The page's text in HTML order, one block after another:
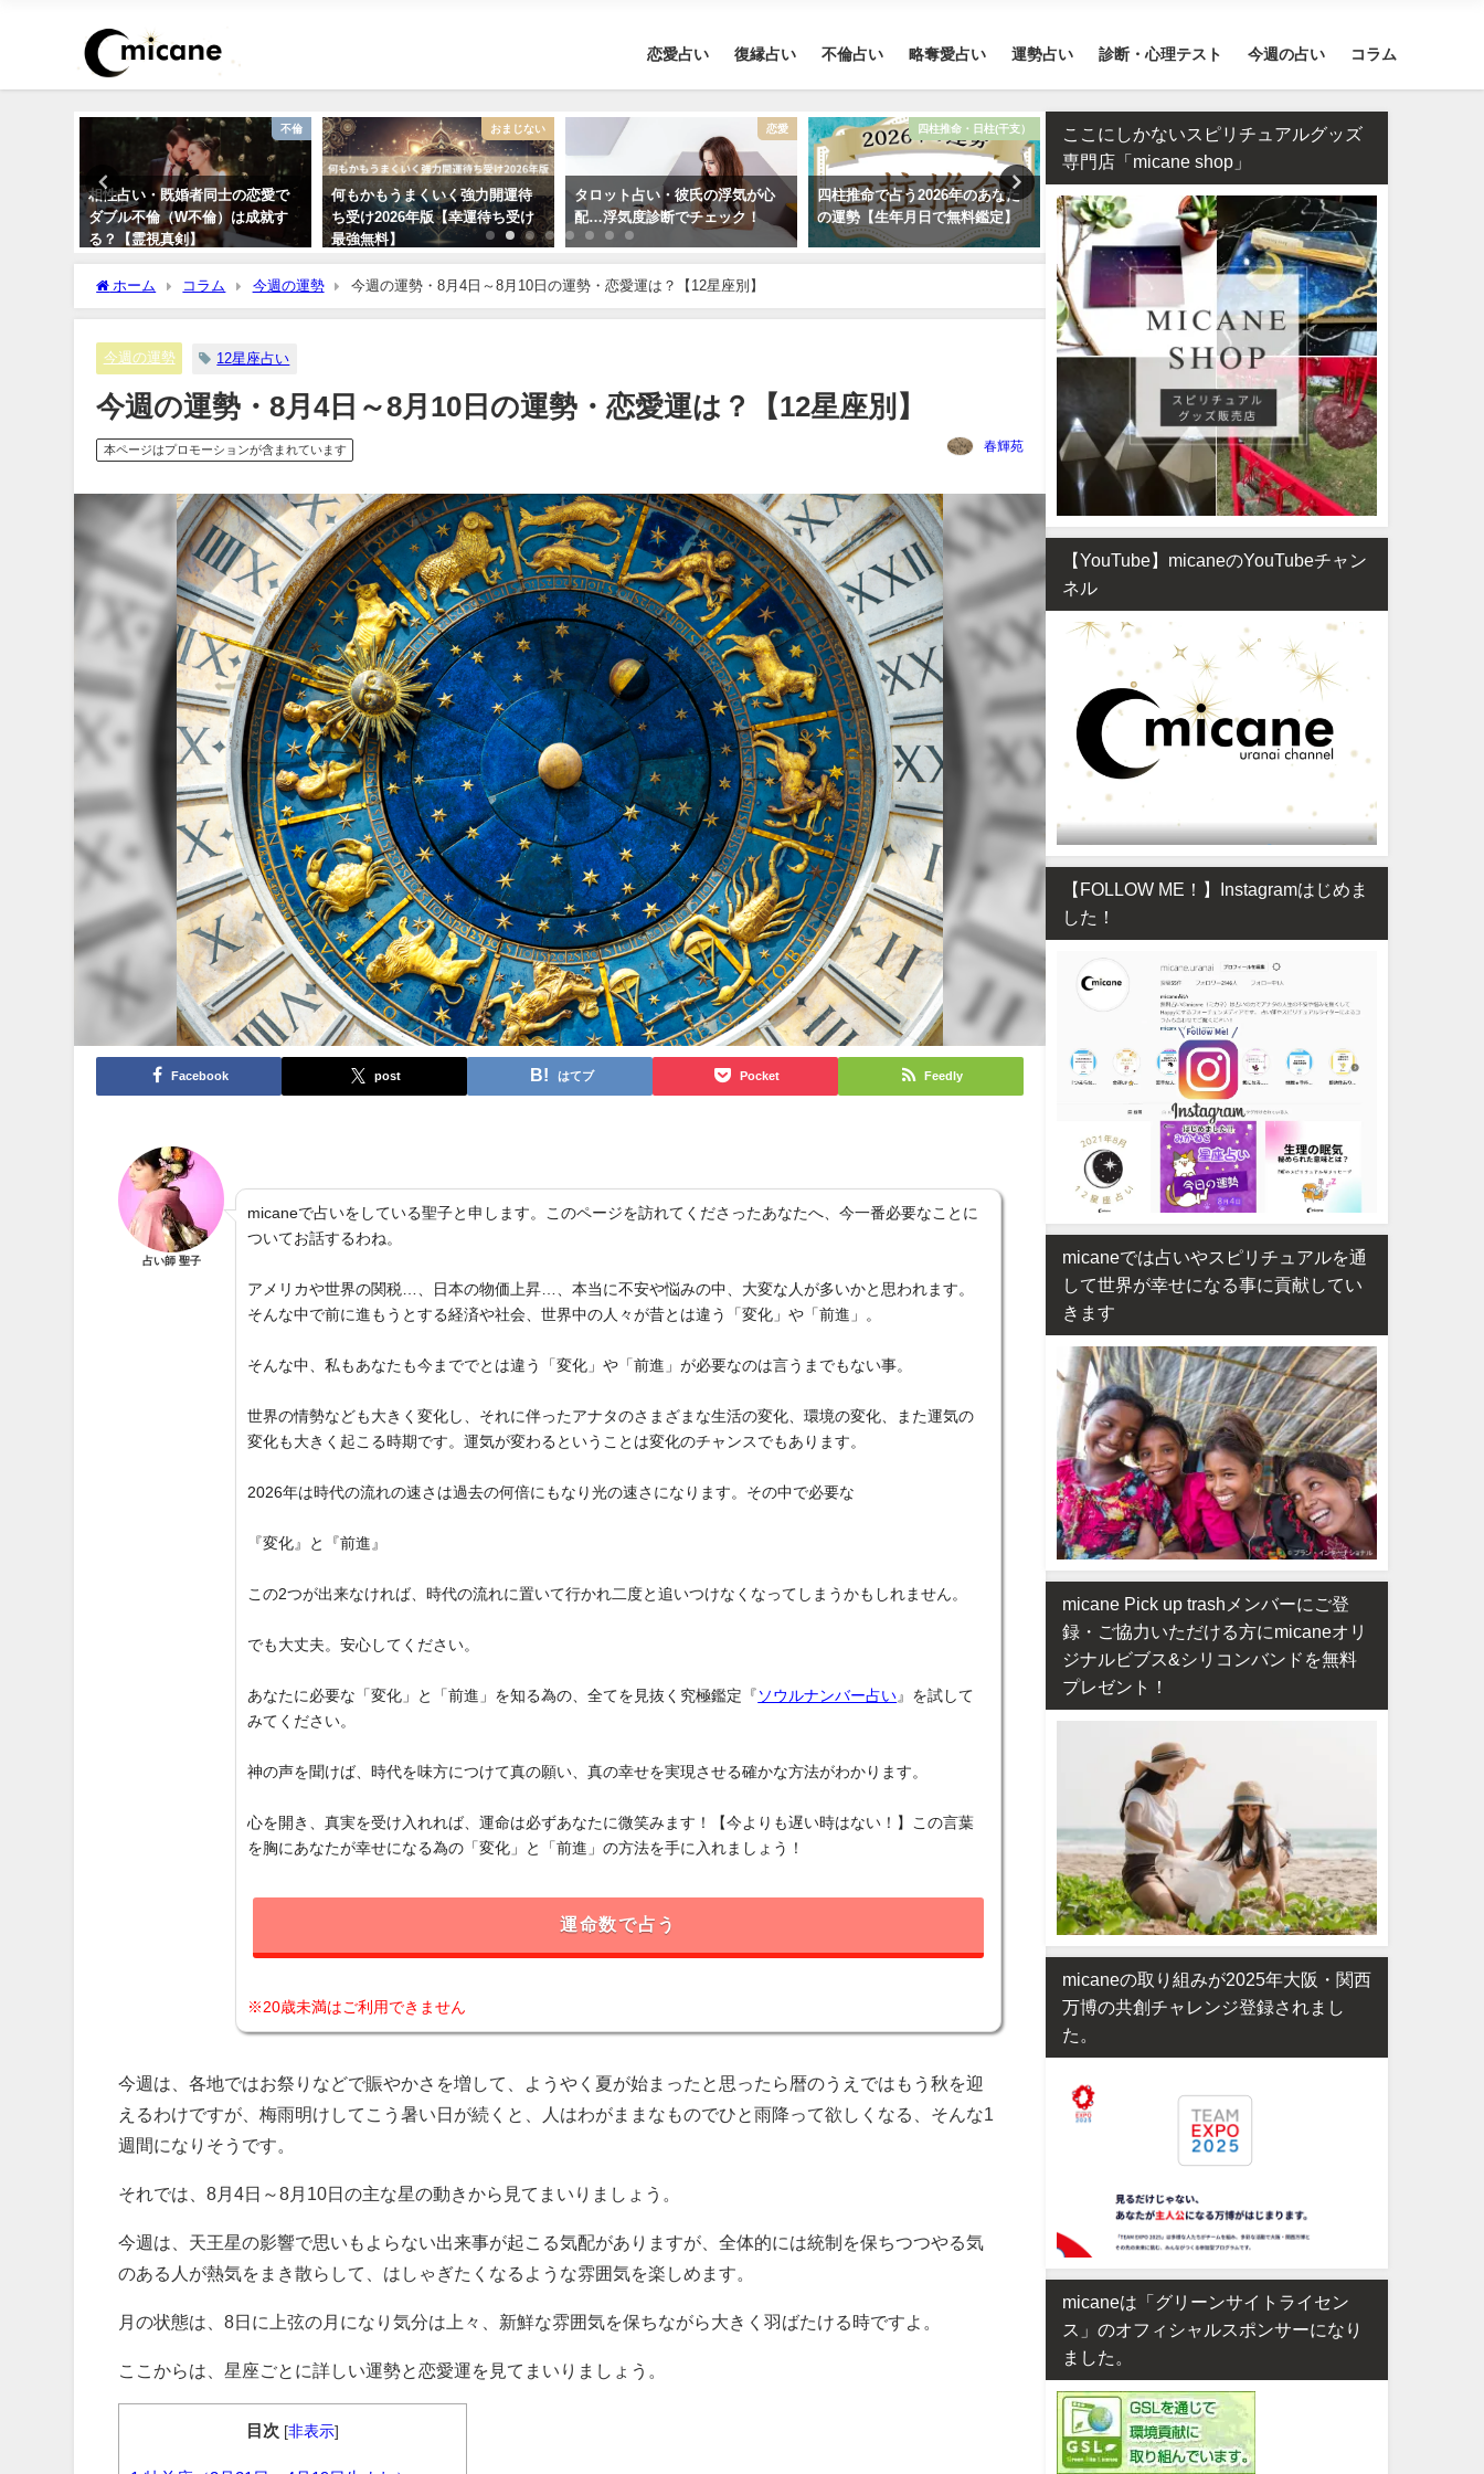
恋愛占い 復縁占い 不倫占い 略奪愛占い 運勢占い 診断・心理テスト 今週の占い コラム
不倫
相性占い・既婚者同士の恋愛で
ダブル不倫（W不倫）は成就す
る？【霊視真剣】
おまじない
何もかもうまくいく強力開運待
ち受け2026年版【幸運待ち受け
最強無料】
恋愛
タロット占い・彼氏の浮気が心
配…浮気度診断でチェック！
四柱推命・日柱(干支）
四柱推命で占う2026年のあなた
の運勢【生年月日で無料鑑定】
12星座
【2026年】12星座別の運勢まと
め
タロット占い・恋人はいつ
る？彼氏はいつできるのか
します！
ホーム コラム 今週の運勢 今週の運勢・8月4日～8月10日の運勢・恋愛運は？【12星座別】
今週の運勢 12星座占い
今週の運勢・8月4日～8月10日の運勢・恋愛運は？【12星座別】
本ページはプロモーションが含まれています 春輝苑
Facebook post はてブ Pocket Feedly
占い師 聖子
micaneで占いをしている聖子と申します。このページを訪れてくださったあなたへ、今一番必要なことに
ついてお話するわね。
アメリカや世界の関税…、日本の物価上昇…、本当に不安や悩みの中、大変な人が多いかと思われます。
そんな中で前に進もうとする経済や社会、世界中の人々が昔とは違う「変化」や「前進」。
そんな中、私もあなたも今まででとは違う「変化」や「前進」が必要なのは言うまでもない事。
世界の情勢なども大きく変化し、それに伴ったアナタのさまざまな生活の変化、環境の変化、また運気の
変化も大きく起こる時期です。運気が変わるということは変化のチャンスでもあります。
2026年は時代の流れの速さは過去の何倍にもなり光の速さになります。その中で必要な
『変化』と『前進』
この2つが出来なければ、時代の流れに置いて行かれ二度と追いつけなくなってしまうかもしれません。
でも大丈夫。安心してください。
あなたに必要な「変化」と「前進」を知る為の、全てを見抜く究極鑑定『 ソウルナンバー占い 』を試して
みてください。
神の声を聞けば、時代を味方につけて真の願い、真の幸せを実現させる確かな方法がわかります。
心を開き、真実を受け入れれば、運命は必ずあなたに微笑みます！【今よりも遅い時はない！】この言葉
を胸にあなたが幸せになる為の「変化」と「前進」の方法を手に入れましょう！
運命数で占う
※20歳未満はご利用できません
今週は、各地ではお祭りなどで賑やかさを増して、ようやく夏が始まったと思ったら暦のうえではもう秋を迎
えるわけですが、梅雨明けしてこう暑い日が続くと、人はわがままなものでひと雨降って欲しくなる、そんな1
週間になりそうです。
それでは、8月4日～8月10日の主な星の動きから見てまいりましょう。
今週は、天王星の影響で思いもよらない出来事が起こる気配がありますが、全体的には統制を保ちつつやる気
のある人が熱気をまき散らして、はしゃぎたくなるような雰囲気を楽しめます。
月の状態は、8日に上弦の月になり気分は上々、新鮮な雰囲気を保ちながら大きく羽ばたける時ですよ。
ここからは、星座ごとに詳しい運勢と恋愛運を見てまいりましょう。
目次 [非表示]
ここにしかないスピリチュアルグッズ
専門店「micane shop」
【YouTube】micaneのYouTubeチャン
ネル
【FOLLOW ME！】Instagramはじめま
した！
micaneでは占いやスピリチュアルを通
して世界が幸せになる事に貢献してい
きます
micane Pick up trashメンバーにご登
録・ご協力いただける方にmicaneオリ
ジナルビブス&シリコンバンドを無料
プレゼント！
micaneの取り組みが2025年大阪・関西
万博の共創チャレンジ登録されまし
た。
micaneは「グリーンサイトライセン
ス」のオフィシャルスポンサーになり
ました。